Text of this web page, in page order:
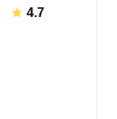
4.7